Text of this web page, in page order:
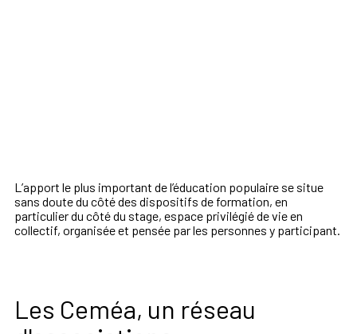
L’apport le plus important de l’éducation populaire se situe
sans doute du côté des dispositifs de formation, en
particulier du côté du stage, espace privilégié de vie en
collectif, organisée et pensée par les personnes y participant.
Les Ceméa, un réseau